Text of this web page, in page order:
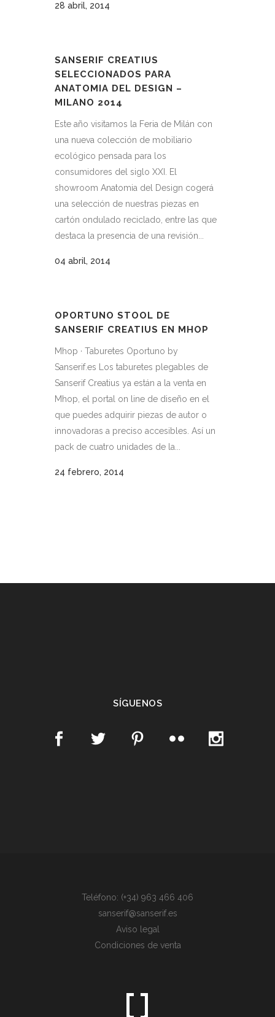
28 abril, 2014
SANSERIF CREATIUS
SELECCIONADOS PARA
ANATOMIA DEL DESIGN –
MILANO 2014
Este año visitamos la Feria de Milán con
una nueva colección de mobiliario
ecológico pensada para los
consumidores del siglo XXI. El
showroom Anatomia del Design cogerá
una selección de nuestras piezas en
cartón ondulado reciclado, entre las que
destaca la presencia de una revisión...
04 abril, 2014
OPORTUNO STOOL DE
SANSERIF CREATIUS EN MHOP
Mhop · Taburetes Oportuno by
Sanserif.es Los taburetes plegables de
Sanserif Creatius ya están a la venta en
Mhop, el portal on line de diseño en el
que puedes adquirir piezas de autor o
innovadoras a preciso accesibles. Así un
pack de cuatro unidades de la...
24 febrero, 2014
SÍGUENOS
Teléfono: (+34) 963 466 406
sanserif@sanserif.es
Aviso legal
Condiciones de venta